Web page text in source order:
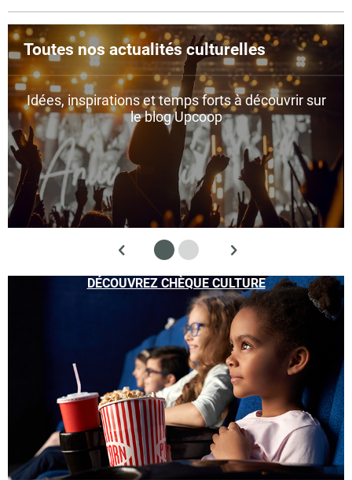
Toutes nos actualités culturelles
Idées, inspirations et temps forts à découvrir sur
le blog Upcoop
DÉCOUVREZ CHÈQUE CULTURE